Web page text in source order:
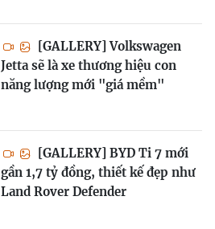
[GALLERY] Volkswagen
Jetta sẽ là xe thương hiệu con
năng lượng mới "giá mềm"
[GALLERY] BYD Ti 7 mới
gần 1,7 tỷ đồng, thiết kế đẹp như
Land Rover Defender